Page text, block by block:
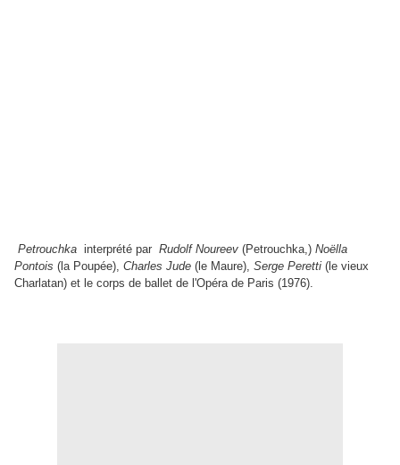
Petrouchka interprété par Rudolf Noureev (Petrouchka,) Noëlla
Pontois (la Poupée), Charles Jude (le Maure), Serge Peretti (le vieux
Charlatan) et le corps de ballet de l'Opéra de Paris (1976).